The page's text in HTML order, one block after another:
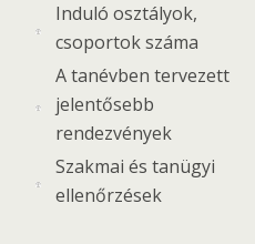
Induló osztályok,
csoportok száma
A tanévben tervezett
jelentősebb
rendezvények
Szakmai és tanügyi
ellenőrzések